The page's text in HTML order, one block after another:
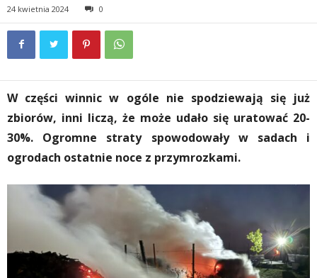
24 kwietnia 2024 0
W części winnic w ogóle nie spodziewają się już
zbiorów, inni liczą, że może udało się uratować 20-
30%. Ogromne straty spowodowały w sadach i
ogrodach ostatnie noce z przymrozkami.